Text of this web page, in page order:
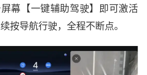
幕【一键辅助驾驶】即可激活
按导航行驶，全程不断点。